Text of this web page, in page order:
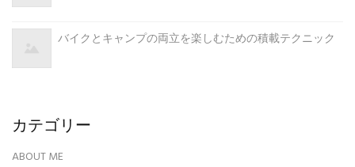
バイクとキャンプの両立を楽しむための積載テクニック
カテゴリー
ABOUT ME